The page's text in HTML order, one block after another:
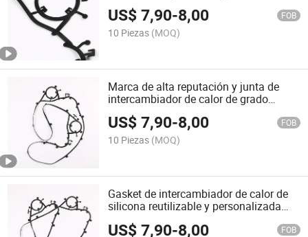
estrechamente conectadas
US$7,90-8,00 FOB
10 Piezas (MOQ)
Marca de alta reputación y junta de
intercambiador de calor de grado
alimenticio de nbr económica
US$7,90-8,00 FOB
10 Piezas (MOQ)
Gasket de intercambiador de calor de
silicona reutilizable y personalizada
US$7,90-8,00 FOB